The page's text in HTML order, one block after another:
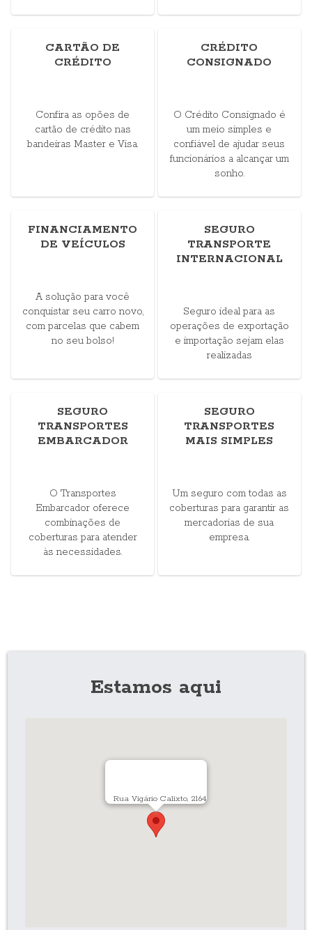
CARTÃO DE
CRÉDITO
Confira as opões de
cartão de crédito nas
bandeiras Master e Visa.
CRÉDITO
CONSIGNADO
O Crédito Consignado é
um meio simples e
confiável de ajudar seus
funcionários a alcançar um
sonho.
FINANCIAMENTO
DE VEÍCULOS
A solução para você
conquistar seu carro novo,
com parcelas que cabem
no seu bolso!
SEGURO
TRANSPORTE
INTERNACIONAL
Seguro ideal para as
operações de exportação
e importação sejam elas
realizadas
SEGURO
TRANSPORTES
EMBARCADOR
O Transportes
Embarcador oferece
combinações de
coberturas para atender
às necessidades.
SEGURO
TRANSPORTES
MAIS SIMPLES
Um seguro com todas as
coberturas para garantir as
mercadorias de sua
empresa.
Estamos aqui
Rua Vigário Calixto, 2164